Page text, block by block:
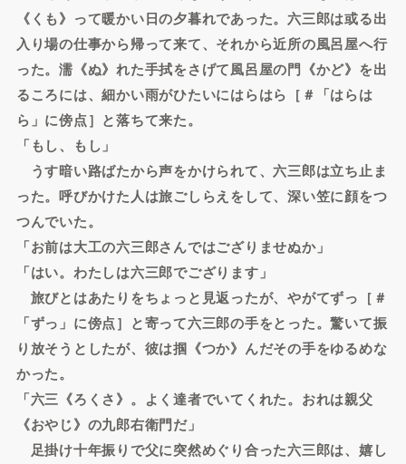
《くも》って暖かい日の夕暮れであった。六三郎は或る出
入り場の仕事から帰って来て、それから近所の風呂屋へ行
った。濡《ぬ》れた手拭をさげて風呂屋の門《かど》を出
るころには、細かい雨がひたいにはらはら［＃「はらは
ら」に傍点］と落ちて来た。
「もし、もし」
うす暗い路ばたから声をかけられて、六三郎は立ち止ま
った。呼びかけた人は旅ごしらえをして、深い笠に顔をつ
つんでいた。
「お前は大工の六三郎さんではござりませぬか」
「はい。わたしは六三郎でござります」
旅びとはあたりをちょっと見返ったが、やがてずっ［＃
「ずっ」に傍点］と寄って六三郎の手をとった。驚いて振
り放そうとしたが、彼は掴《つか》んだその手をゆるめな
かった。
「六三《ろくさ》。よく達者でいてくれた。おれは親父
《おやじ》の九郎右衛門だ」
足掛け十年振りで父に突然めぐり合った六三郎は、嬉し